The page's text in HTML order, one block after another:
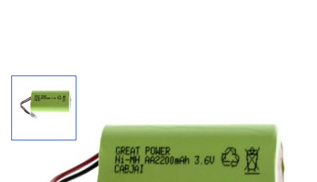
Accupack 5502001 / 3,6 V - 2200 mAh